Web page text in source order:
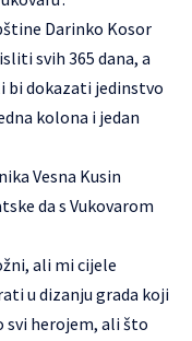
Darinko Kosor
svih 365 dana, a
bi dokazati jedinstvo
kolona i jedan
Vesna Kusin
da s Vukovarom
ali mi cijele
u dizanju grada koji
svi herojem, ali što